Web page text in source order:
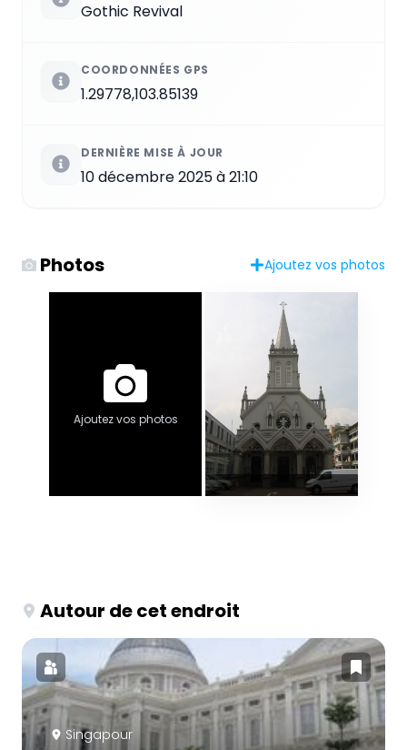
Gothic Revival
COORDONNÉES GPS
1.29778,103.85139
DERNIÈRE MISE À JOUR
10 décembre 2025 à 21:10
Photos Ajoutez vos photos
Ajoutez vos photos
Autour de cet endroit
Singapour